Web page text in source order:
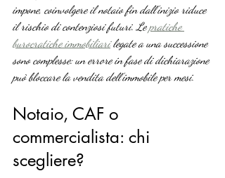
impone, coinvolgere il notaio fin dall’inizio riduce
il rischio di contenziosi futuri. Le pratiche
burocratiche immobiliari legate a una successione
sono complesse: un errore in fase di dichiarazione
può bloccare la vendita dell’immobile per mesi.
Notaio, CAF o
commercialista: chi
scegliere?